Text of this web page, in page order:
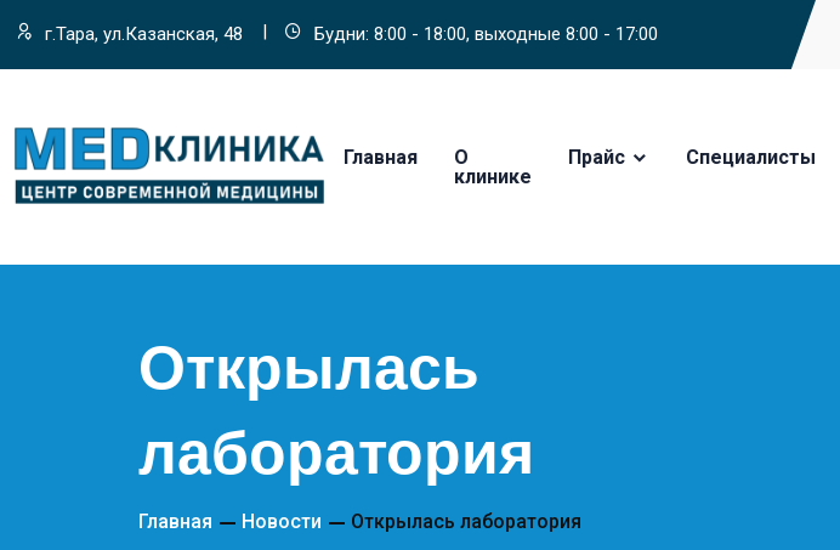
г.Тара, ул.Казанская, 48 Будни: 8:00 - 18:00, выходные 8:00 - 17:00
Главная
О
клинике
Прайс Специалисты
Открылась
лаборатория
Главная Новости Открылась лаборатория